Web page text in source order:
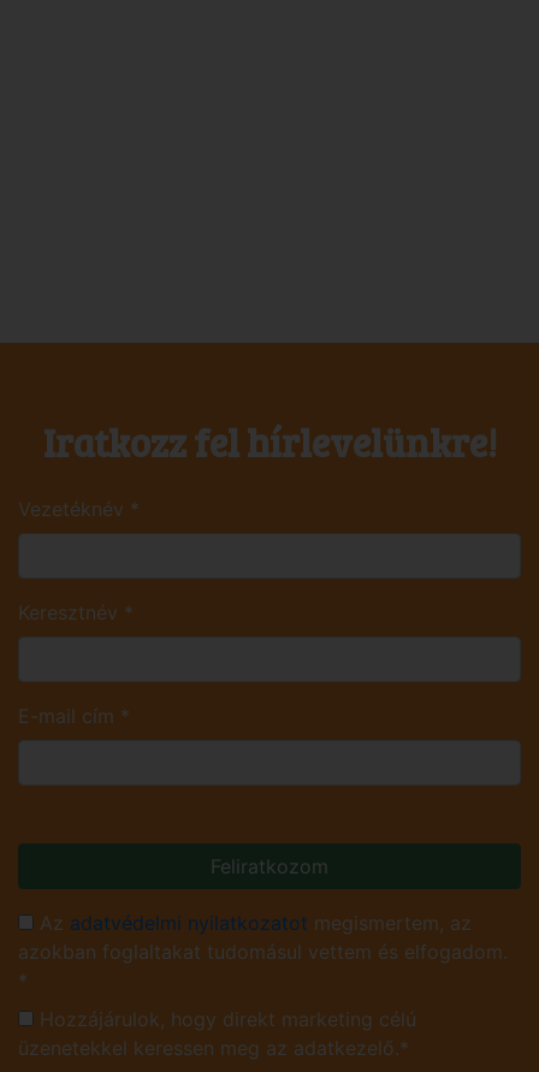
Iratkozz fel hírlevelünkre!
Vezetéknév *
Keresztnév *
E-mail cím *
Feliratkozom
Az adatvédelmi nyilatkozatot megismertem, az
azokban foglaltakat tudomásul vettem és elfogadom.
*
Hozzájárulok, hogy direkt marketing célú
üzenetekkel keressen meg az adatkezelő.*